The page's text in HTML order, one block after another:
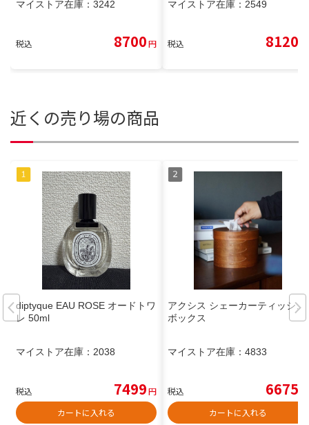
マイストア在庫： 3242
税込 8700円
マイストア在庫： 2549
税込 8120
近くの売り場の商品
diptyque EAU ROSE オードトワ
レ 50ml
マイストア在庫： 2038
税込 7499円
カートに入れる
アクシス シェーカーティッシュ
ボックス
マイストア在庫： 4833
税込 6675
カートに入れる